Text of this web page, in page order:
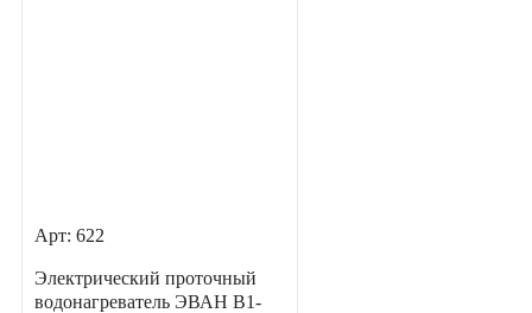
Арт: 622
Электрический проточный
водонагреватель ЭВАН В1-